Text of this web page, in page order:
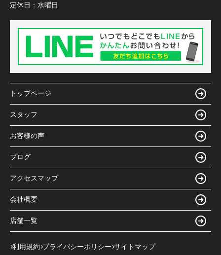
定休日： 水曜日
トップページ
スタッフ
お客様の声
ブログ
アクセスマップ
会社概要
店舗一覧
利用規約 プライバシーポリシー サイトマップ